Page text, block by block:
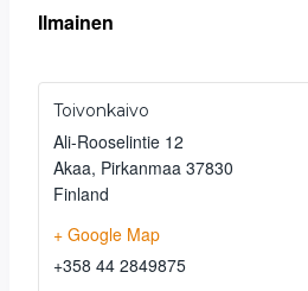
Ilmainen
Toivonkaivo
Ali-Rooselintie 12
Akaa, Pirkanmaa 37830
Finland
+ Google Map
+358 44 2849875